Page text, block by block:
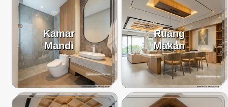
Kamar
Mandi
Ruang
Makan